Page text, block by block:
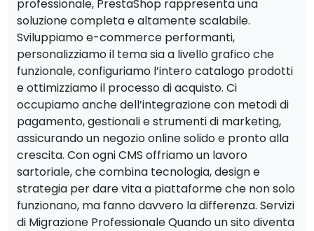
professionale, PrestaShop rappresenta una
soluzione completa e altamente scalabile.
Sviluppiamo e-commerce performanti,
personalizziamo il tema sia a livello grafico che
funzionale, configuriamo l’intero catalogo prodotti
e ottimizziamo il processo di acquisto. Ci
occupiamo anche dell’integrazione con metodi di
pagamento, gestionali e strumenti di marketing,
assicurando un negozio online solido e pronto alla
crescita. Con ogni CMS offriamo un lavoro
sartoriale, che combina tecnologia, design e
strategia per dare vita a piattaforme che non solo
funzionano, ma fanno davvero la differenza. Servizi
di Migrazione Professionale Quando un sito diventa